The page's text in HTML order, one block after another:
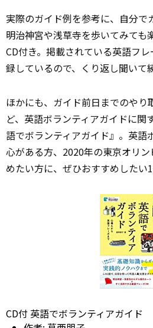
実際のガイド例を参考に、自分で
明治神宮や浅草寺を歩いてみても
CD付き。掲載されている英語フ
録しているので、くり返し聞いて
ほかにも、ガイド前日までのやり
ど、英語ボランティアガイドに関
語でボランティアガイド』。英語
心がある方、2020年の東京オリ
めたい方に、ぜひおすすめしたい1
CD付 英語でボランティアガイド